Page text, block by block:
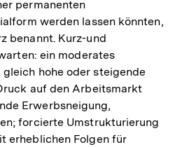
permanenten
werden lassen könnten,
benannt. Kurz-und
ein moderates
hohe oder steigende
auf den Arbeitsmarkt
Erwerbsneigung,
forcierte Umstrukturierung
erheblichen Folgen für